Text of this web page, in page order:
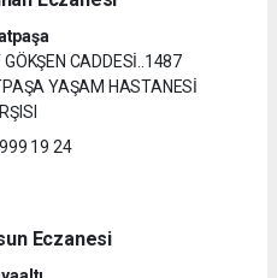
CADDESİ..1487
YAŞAM HASTANESİ
19 24
Eczanesi